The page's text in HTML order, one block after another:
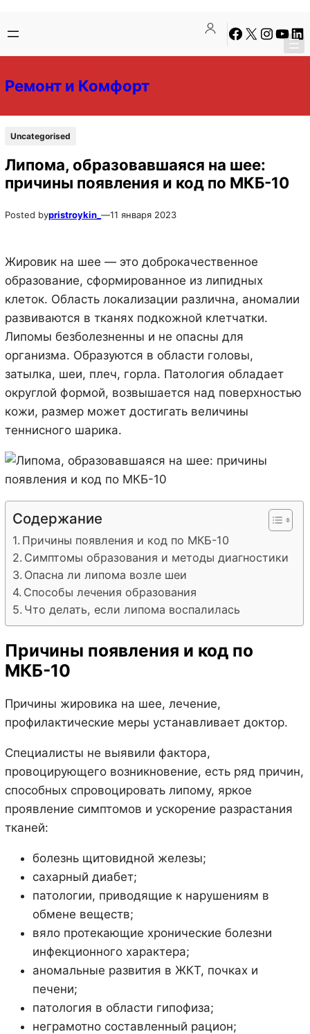
содержимому
содержимому
Facebook
X Instagram
Ремонт и Комфорт
Uncategorised
Липома, образовавшаяся на шее:
причины появления и код по МКБ-10
Posted bypristroykin_ —11 января 2023
Жировик на шее — это доброкачественное
образование, сформированное из липидных
клеток. Область локализации различна, аномалии
развиваются в тканях подкожной клетчатки.
Липомы безболезненны и не опасны для
организма. Образуются в области головы,
затылка, шеи, плеч, горла. Патология обладает
округлой формой, возвышается над поверхностью
кожи, размер может достигать величины
теннисного шарика.
Содержание
Причины появления и код по МКБ-10
Симптомы образования и методы диагностики
Опасна ли липома возле шеи
Способы лечения образования
Что делать, если липома воспалилась
Причины появления и код по
МКБ-10
Причины жировика на шее, лечение,
профилактические меры устанавливает доктор.
Специалисты не выявили фактора,
провоцирующего возникновение, есть ряд причин,
способных спровоцировать липому, яркое
проявление симптомов и ускорение разрастания
тканей:
болезнь щитовидной железы;
сахарный диабет;
патологии, приводящие к нарушениям в
обмене веществ;
вяло протекающие хронические болезни
инфекционного характера;
аномальные развития в ЖКТ, почках и
печени;
патология в области гипофиза;
неграмотно составленный рацион;